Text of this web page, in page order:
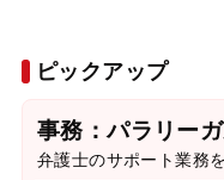
ピックアップ
事務：パラリーガ
弁護士のサポート業務